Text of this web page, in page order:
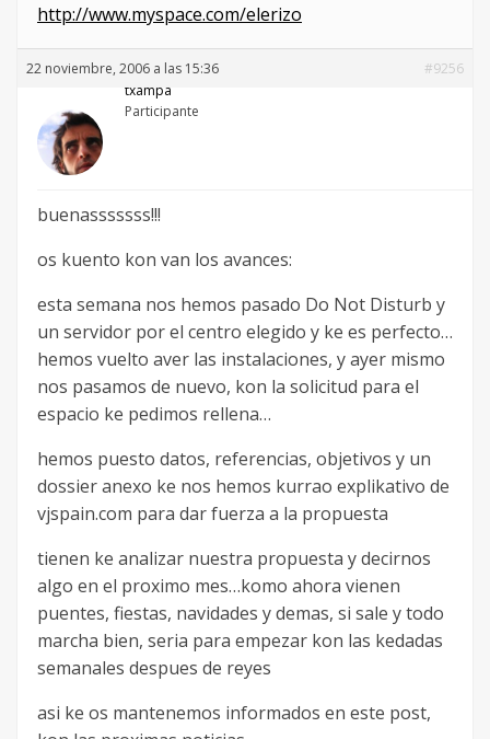
http://www.myspace.com/elerizo
22 noviembre, 2006 a las 15:36
#9256
txampa
Participante
buenasssssss!!!
os kuento kon van los avances:
esta semana nos hemos pasado Do Not Disturb y
un servidor por el centro elegido y ke es perfecto…
hemos vuelto aver las instalaciones, y ayer mismo
nos pasamos de nuevo, kon la solicitud para el
espacio ke pedimos rellena…
hemos puesto datos, referencias, objetivos y un
dossier anexo ke nos hemos kurrao explikativo de
vjspain.com para dar fuerza a la propuesta
tienen ke analizar nuestra propuesta y decirnos
algo en el proximo mes…komo ahora vienen
puentes, fiestas, navidades y demas, si sale y todo
marcha bien, seria para empezar kon las kedadas
semanales despues de reyes
asi ke os mantenemos informados en este post,